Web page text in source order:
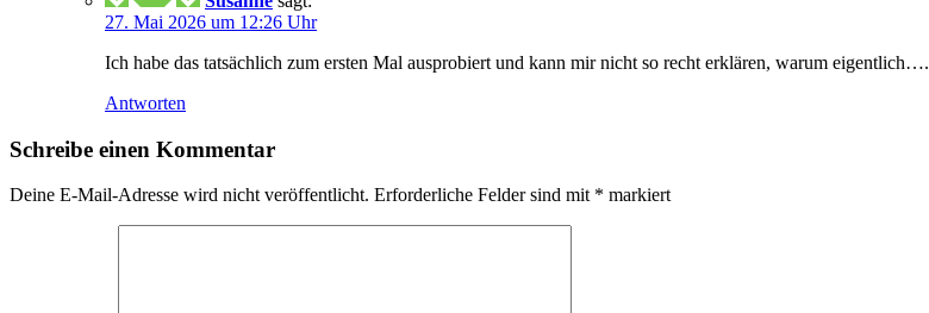
27. Mai 2026 um 12:26 Uhr
Ich habe das tatsächlich zum ersten Mal ausprobiert und kann mir nicht so recht erklären, warum eigentlich….
Antworten
Schreibe einen Kommentar
Deine E-Mail-Adresse wird nicht veröffentlicht. Erforderliche Felder sind mit * markiert